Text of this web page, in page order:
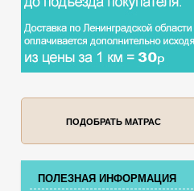
ПОДОБРАТЬ МАТРАС
ПОЛЕЗНАЯ ИНФОРМАЦИЯ